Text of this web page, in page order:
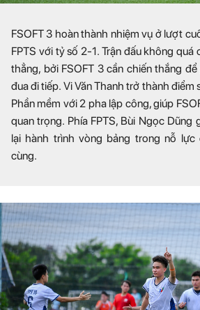
FSOFT 3 hoàn thành nhiệm vụ ở lượt
FPTS với tỷ số 2-1. Trận đấu không
thẳng, bởi FSOFT 3 cần chiến thắng
đua đi tiếp. Vi Văn Thanh trở thành điểm
Phần mềm với 2 pha lập công, giúp
quan trọng. Phía FPTS, Bùi Ngọc Dũng
lại hành trình vòng bảng trong nỗ lực
cùng.